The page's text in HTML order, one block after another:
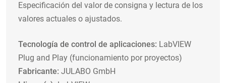
Especificación del valor de consigna y lectura de los
valores actuales o ajustados.
Tecnología de control de aplicaciones: LabVIEW
Plug and Play (funcionamiento por proyectos)
Fabricante: JULABO GmbH